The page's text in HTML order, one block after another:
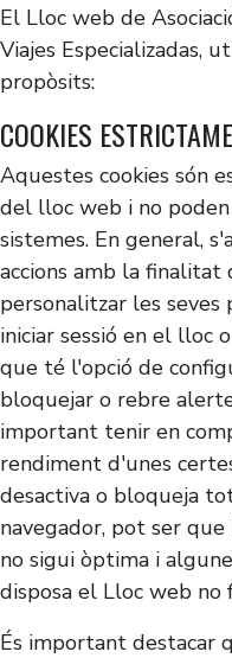
El Lloc web de
Viajes Especializadas,
propòsits:
COOKIES
Aquestes cookies són
del lloc web i no
sistemes. En general,
accions amb la finalitat
personalitzar les
iniciar sessió en el lloc
que té l'opció de
bloquejar o rebre
important tenir en
rendiment d'unes
desactiva o bloqueja
navegador, pot ser
no sigui òptima i
disposa el Lloc web no
És important destacar